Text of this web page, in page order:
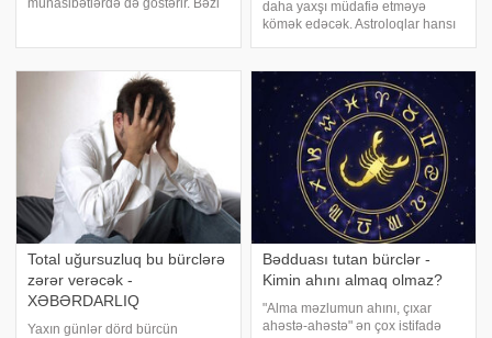
münasibətlərdə də göstərir. Bəzi
isə o qədər də şanslı deyil.
Xərçəng - intensivli
daha yaxşı müdafiə etməyə
kömək edəcək. Astroloqlar hansı
daha zəifdirlər və müxtəlif mənfi
hallara qarşı həssasdırlar.
Total uğursuzluq bu bürclərə
zərər verəcək -
XƏBƏRDARLIQ
Yaxın günlər dörd bürcün
Bədduası tutan bürclər -
Kimin ahını almaq olmaz?
"Alma məzlumun ahını, çıxar
ahəstə-ahəstə" ən çox istifadə